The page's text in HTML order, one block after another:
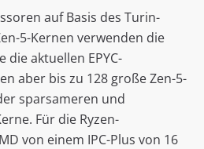
auf Basis des Turin-
5-Kernen verwenden die
die aktuellen EPYC-
aber bis zu 128 große Zen-5-
sparsameren und
Für die Ryzen-
von einem IPC-Plus von 16